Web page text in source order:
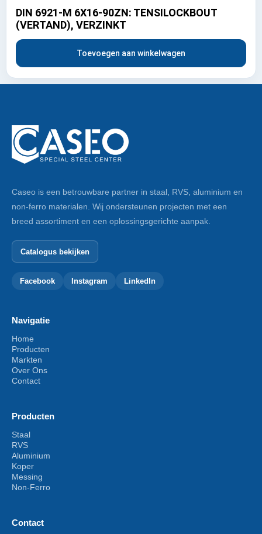
DIN 6921-M 6X16-90ZN: TENSILOCKBOUT
(VERTAND), VERZINKT
Toevoegen aan winkelwagen
Caseo is een betrouwbare partner in staal, RVS, aluminium en
non-ferro materialen. Wij ondersteunen projecten met een
breed assortiment en een oplossingsgerichte aanpak.
Catalogus bekijken
Facebook Instagram LinkedIn
Navigatie
Home
Producten
Markten
Over Ons
Contact
Producten
Staal
RVS
Aluminium
Koper
Messing
Non-Ferro
Contact